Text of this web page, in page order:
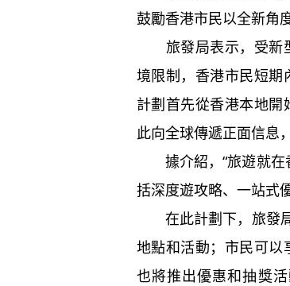
鼓勵香港市民以全新角
旅發局表示，受新
境限制，香港市民短期
計劃首先從香港本地
此向全球傳遞正面信息
據介紹，“旅遊就在
括深度遊攻略、一站式
在此計劃下，旅發局
地點和活動；市民可以
也將推出優惠和抽獎